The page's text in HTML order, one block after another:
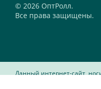
© 2026 ОптРолл.
Все права защищены.
Данный интернет-сайт,